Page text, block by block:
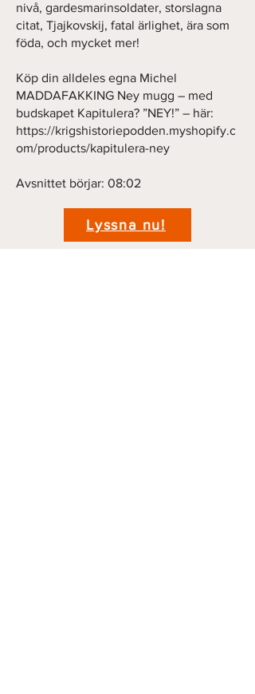
nivå, gardesmarinsoldater, storslagna
citat, Tjajkovskij, fatal ärlighet, ära som
föda, och mycket mer!
Köp din alldeles egna Michel
MADDAFAKKING Ney mugg – med
budskapet Kapitulera? ”NEY!” – här:
https://krigshistoriepodden.myshopify.c
om/products/kapitulera-ney
Avsnittet börjar: 08:02
Lyssna nu!